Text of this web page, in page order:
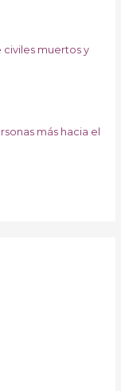
civiles muertos y
más hacia el